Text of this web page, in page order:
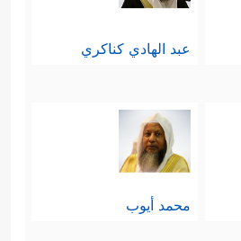
عبد الهادي كناكري
محمد أيوب